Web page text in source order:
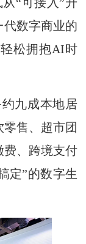
代数字商业的
松拥抱AI时
九成本地居
售、超市团
费、跨境支付
定”的数字生